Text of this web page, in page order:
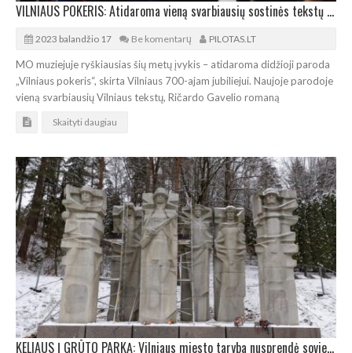
VILNIAUS POKERIS: Atidaroma vieną svarbiausių sostinės tekstų permąstanti paroda
2023 balandžio 17 Be komentarų PILOTAS.LT
MO muziejuje ryškiausias šių metų įvykis – atidaroma didžioji paroda
„Vilniaus pokeris“, skirta Vilniaus 700-ajam jubiliejui. Naujoje parodoje
vieną svarbiausių Vilniaus tekstų, Ričardo Gavelio romaną
Skaityti daugiau
KELIAUS Į GRŪTO PARKĄ: Vilniaus miesto taryba nusprendė sovietinių stelų likimą